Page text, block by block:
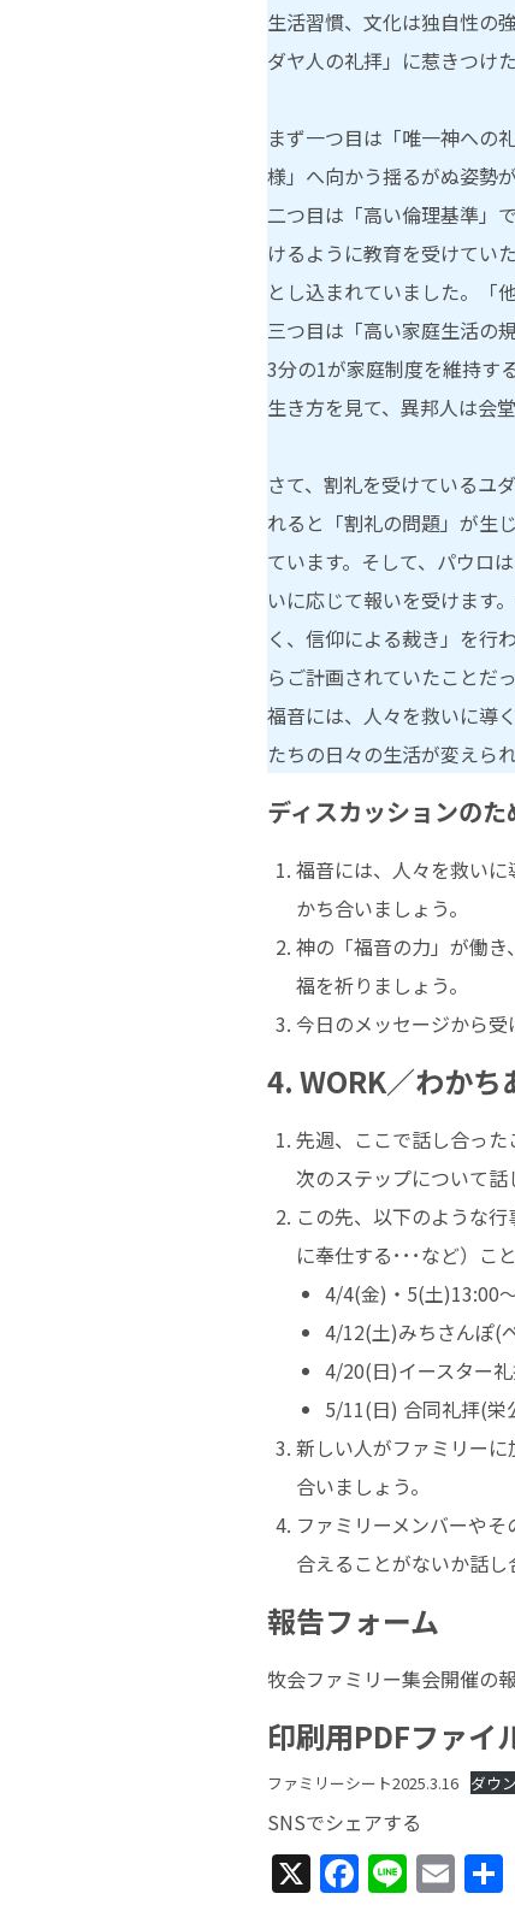
生活習慣、文化は独自性の
ダヤ人の礼拝」に惹きつけ
まず一つ目は「唯一神への
様」へ向かう揺るがぬ姿勢
二つ目は「高い倫理基準」
けるように教育を受けてい
とし込まれていました。「
三つ目は「高い家庭生活の
3分の1が家庭制度を維持す
生き方を見て、異邦人は会
さて、割礼を受けているユ
れると「割礼の問題」が生
ています。そして、パウロ
いに応じて報いを受けます
く、信仰による裁き」を行
らご計画されていたことだ
福音には、人々を救いに導
たちの日々の生活が変えら
ディスカッションのた
福音には、人々を救い
かち合いましょう。
神の「福音の力」が働
福を祈りましょう。
今日のメッセージから受
4. WORK／わかち
先週、ここで話し合った
次のステップについて話
この先、以下のような
に奉仕する･･･など）こ
4/4(金)・5(土)13:00
4/12(土)みちさんぽ(
4/20(日)イースター
5/11(日) 合同礼拝(栄
新しい人がファミリー
合いましょう。
ファミリーメンバーや
合えることがないか話し
報告フォーム
牧会ファミリー集会開催の
印刷用PDFファイ
ファミリーシート2025.3.16 ダウ
SNSでシェアする
X Facebook
Line